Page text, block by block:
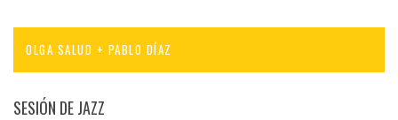
OLGA SALUD + PABLO DÍAZ
SESIÓN DE JAZZ